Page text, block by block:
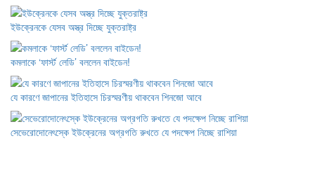
ইউক্রেনকে যেসব অস্ত্র দিচ্ছে যুক্তরাষ্ট্র
কমলাকে ‘ফার্স্ট লেডি’ বললেন বাইডেন!
যে কারণে জাপানের ইতিহাসে চিরস্মরণীয় থাকবেন শিনজো আবে
সেভেরোদোনেৎস্কে ইউক্রেনের অগ্রগতি রুখতে যে পদক্ষেপ নিচ্ছে রাশিয়া